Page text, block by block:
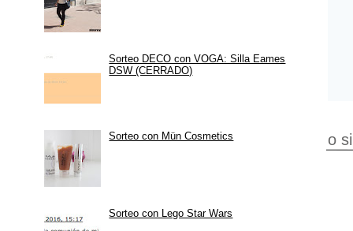
o
Sorteo DECO con VOGA: Silla Eames
DSW (CERRADO)
Sorteo con Mün Cosmetics
Sorteo con Lego Star Wars